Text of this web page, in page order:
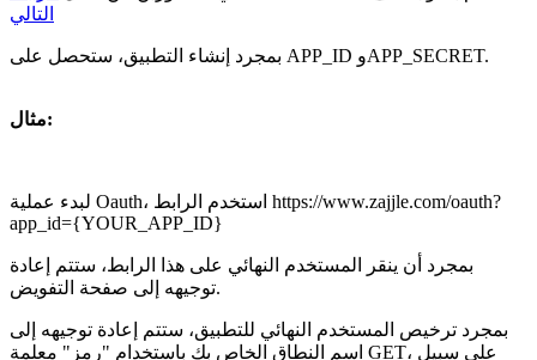
التالي
بمجرد إنشاء التطبيق، ستحصل على APP_ID وAPP_SECRET.
مثال:
لبدء عملية Oauth، استخدم الرابط https://www.zajjle.com/oauth?
app_id={YOUR_APP_ID}
بمجرد أن ينقر المستخدم النهائي على هذا الرابط، ستتم إعادة
توجيهه إلى صفحة التفويض.
بمجرد ترخيص المستخدم النهائي للتطبيق، ستتم إعادة توجيهه إلى
اسم النطاق الخاص بك باستخدام "رمز" معلمة GET، على سبيل